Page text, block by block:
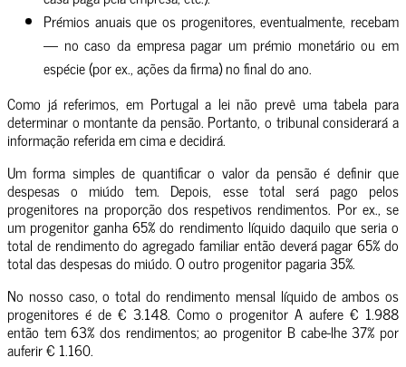
Prémios anuais que os progenitores, eventualmente, recebam
— no caso da empresa pagar um prémio monetário ou em
espécie (por ex., ações da firma) no final do ano.
Como já referimos, em Portugal a lei não prevê uma tabela para
determinar o montante da pensão. Portanto, o tribunal considerará a
informação referida em cima e decidirá.
Um forma simples de quantificar o valor da pensão é definir que
despesas o miúdo tem. Depois, esse total será pago pelos
progenitores na proporção dos respetivos rendimentos. Por ex., se
um progenitor ganha 65% do rendimento líquido daquilo que seria o
total de rendimento do agregado familiar então deverá pagar 65% do
total das despesas do miúdo. O outro progenitor pagaria 35%.
No nosso caso, o total do rendimento mensal líquido de ambos os
progenitores é de € 3.148. Como o progenitor A aufere € 1.988
então tem 63% dos rendimentos; ao progenitor B cabe-lhe 37% por
auferir € 1.160.